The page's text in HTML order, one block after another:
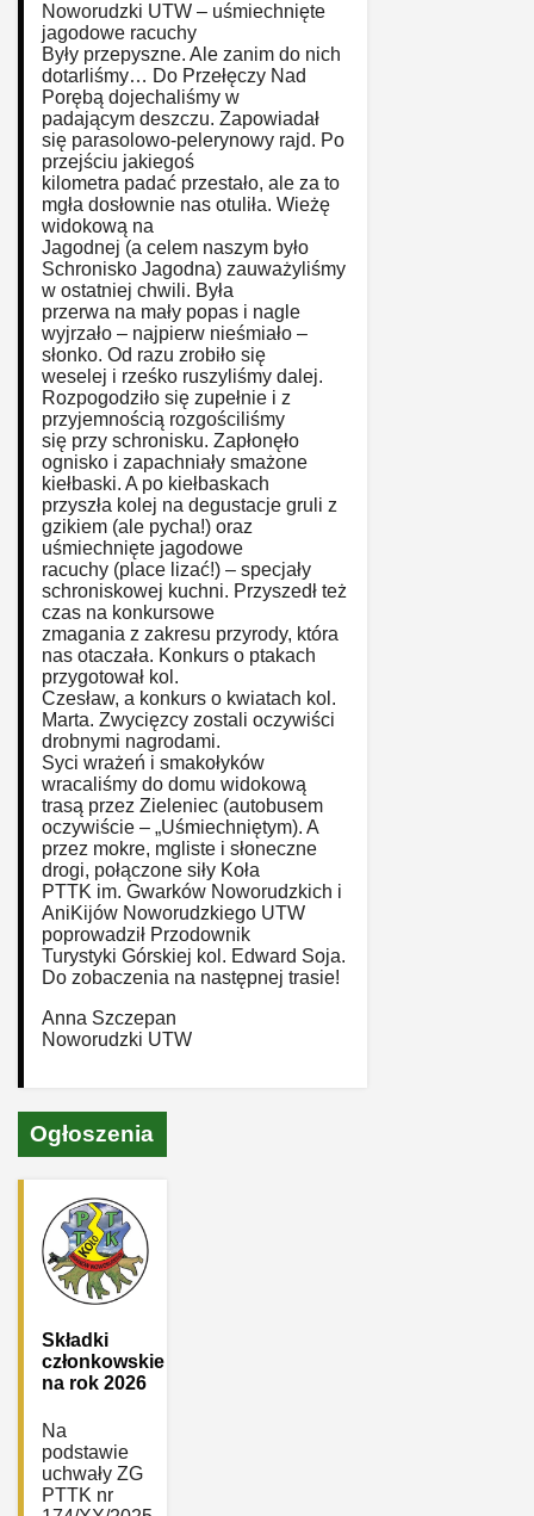
Noworudzki UTW – uśmiechnięte
jagodowe racuchy
Były przepyszne. Ale zanim do nich
dotarliśmy… Do Przełęczy Nad
Porębą dojechaliśmy w
padającym deszczu. Zapowiadał
się parasolowo-pelerynowy rajd. Po
przejściu jakiegoś
kilometra padać przestało, ale za to
mgła dosłownie nas otuliła. Wieżę
widokową na
Jagodnej (a celem naszym było
Schronisko Jagodna) zauważyliśmy
w ostatniej chwili. Była
przerwa na mały popas i nagle
wyjrzało – najpierw nieśmiało –
słonko. Od razu zrobiło się
weselej i rześko ruszyliśmy dalej.
Rozpogodziło się zupełnie i z
przyjemnością rozgościliśmy
się przy schronisku. Zapłonęło
ognisko i zapachniały smażone
kiełbaski. A po kiełbaskach
przyszła kolej na degustacje gruli z
gzikiem (ale pycha!) oraz
uśmiechnięte jagodowe
racuchy (place lizać!) – specjały
schroniskowej kuchni. Przyszedł też
czas na konkursowe
zmagania z zakresu przyrody, która
nas otaczała. Konkurs o ptakach
przygotował kol.
Czesław, a konkurs o kwiatach kol.
Marta. Zwycięzcy zostali oczywiści
drobnymi nagrodami.
Syci wrażeń i smakołyków
wracaliśmy do domu widokową
trasą przez Zieleniec (autobusem
oczywiście – „Uśmiechniętym). A
przez mokre, mgliste i słoneczne
drogi, połączone siły Koła
PTTK im. Gwarków Noworudzkich i
AniKijów Noworudzkiego UTW
poprowadził Przodownik
Turystyki Górskiej kol. Edward Soja.
Do zobaczenia na następnej trasie!
Anna Szczepan
Noworudzki UTW
Ogłoszenia
Składki
członkowskie
na rok 2026
Na
podstawie
uchwały ZG
PTTK nr